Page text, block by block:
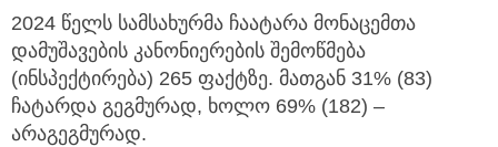
2024 წელს სამსახურმა ჩაატარა მონაცემთა
დამუშავების კანონიერების შემოწმება
(ინსპექტირება) 265 ფაქტზე. მათგან 31% (83)
ჩატარდა გეგმურად, ხოლო 69% (182) –
არაგეგმურად.